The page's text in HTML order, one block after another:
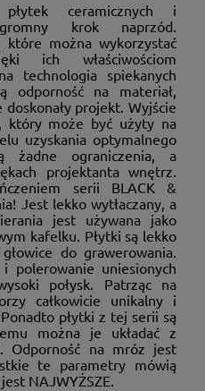
ceramicznych i
krok naprzód.
które można wykorzystać
ich właściwościom
technologia spiekanych
odporność na materiał,
projekt. Wyjście
który może być użyty na
uzyskania optymalnego
żadne ograniczenia, a
projektanta wnętrz.
serii BLACK &
Jest lekko wytłaczany, a
jest używana jako
kafelku. Płytki są lekko
do grawerowania.
polerowanie uniesionych
połysk. Patrząc na
całkowicie unikalny i
płytki z tej serii są
można je układać z
Odporność na mróz jest
te parametry mówią
NAJWYŻSZE.